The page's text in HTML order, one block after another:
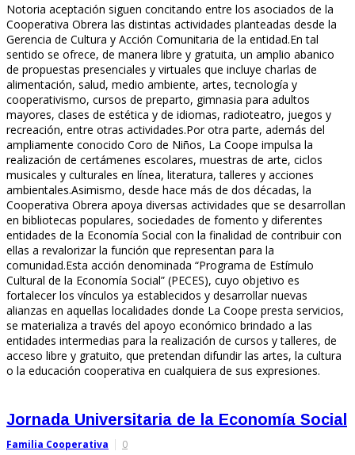
Notoria aceptación siguen concitando entre los asociados de la
Cooperativa Obrera las distintas actividades planteadas desde la
Gerencia de Cultura y Acción Comunitaria de la entidad.En tal
sentido se ofrece, de manera libre y gratuita, un amplio abanico
de propuestas presenciales y virtuales que incluye charlas de
alimentación, salud, medio ambiente, artes, tecnología y
cooperativismo, cursos de preparto, gimnasia para adultos
mayores, clases de estética y de idiomas, radioteatro, juegos y
recreación, entre otras actividades.Por otra parte, además del
ampliamente conocido Coro de Niños, La Coope impulsa la
realización de certámenes escolares, muestras de arte, ciclos
musicales y culturales en línea, literatura, talleres y acciones
ambientales.Asimismo, desde hace más de dos décadas, la
Cooperativa Obrera apoya diversas actividades que se desarrollan
en bibliotecas populares, sociedades de fomento y diferentes
entidades de la Economía Social con la finalidad de contribuir con
ellas a revalorizar la función que representan para la
comunidad.Esta acción denominada “Programa de Estímulo
Cultural de la Economía Social” (PECES), cuyo objetivo es
fortalecer los vínculos ya establecidos y desarrollar nuevas
alianzas en aquellas localidades donde La Coope presta servicios,
se materializa a través del apoyo económico brindado a las
entidades intermedias para la realización de cursos y talleres, de
acceso libre y gratuito, que pretendan difundir las artes, la cultura
o la educación cooperativa en cualquiera de sus expresiones.
Jornada Universitaria de la Economía Social
Familia Cooperativa 0